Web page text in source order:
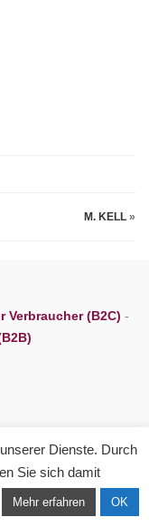
M. KELL »
Verbraucher (B2C) -
Dienste. Durch
Sie sich damit
Mehr erfahren OK